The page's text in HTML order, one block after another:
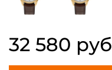
32 580 руб